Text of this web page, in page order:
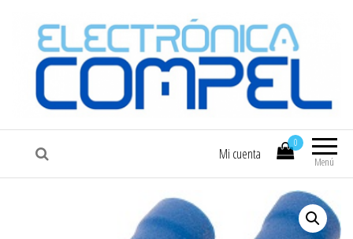
COMPEL Electrónica COMPEL
Menú
0
Mi cuenta